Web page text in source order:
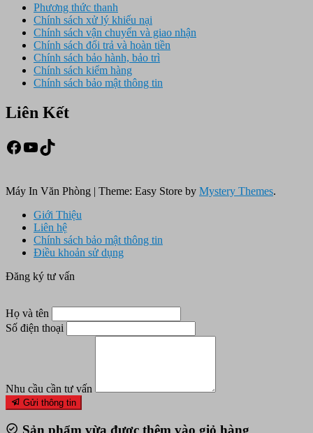
Phương thức thanh
Chính sách xử lý khiếu nại
Chính sách vận chuyển và giao nhận
Chính sách đổi trả và hoàn tiền
Chính sách bảo hành, bảo trì
Chính sách kiểm hàng
Chính sách bảo mật thông tin
Liên Kết
Facebook
Youtube
TikTok
Máy In Văn Phòng | Theme: Easy Store by Mystery Themes.
Giới Thiệu
Liên hệ
Chính sách bảo mật thông tin
Điều khoản sử dụng
Đăng ký tư vấn
Họ và tên
Số điện thoại
Nhu cầu cần tư vấn
Gửi thông tin